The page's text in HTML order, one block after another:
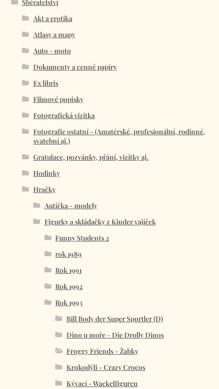
Sběratelství
Akt a erotika
Atlasy a mapy
Auto - moto
Dokumenty a cenné papíry
Ex libris
Filmové popisky
Fotografická vizitka
Fotografie ostatní - (Amatérské, profesionální, rodinné,
svatební aj.)
Gratulace, pozvánky, přání, vizitky aj.
Hodinky
Hračky
Autíčka - modely
Figurky a skládačky z Kinder vajíček
Funny Students 2
rok 1989
Rok 1991
Rok 1992
Rok 1993
Bill Body der Super Sportler (D)
Dino u moře - Die Drolly Dinos
Froggy Friends - Žabky
Krokodýli - Crazy Crocos
Kývací - Wackelfiguren